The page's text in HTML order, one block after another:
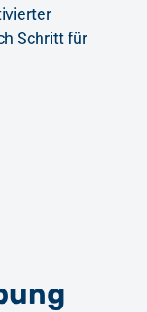
Schritt für